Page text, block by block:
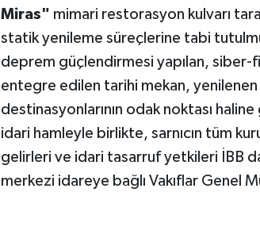
Miras" mimari restorasyon kulvarı
statik yenileme süreçlerine tabi
deprem güçlendirmesi yapılan, siber-
entegre edilen tarihi mekan, yenilenen
destinasyonlarının odak noktası
idari hamleyle birlikte, sarnıcın tüm
gelirleri ve idari tasarruf yetkileri İBB
merkezi idareye bağlı Vakıflar